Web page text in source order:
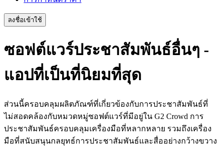
ลงชื่อเข้าใช้
ซอฟต์แวร์ประชาสัมพันธ์อื่นๆ -
แอปที่เป็นที่นิยมที่สุด
ส่วนนี้ครอบคลุมผลิตภัณฑ์ที่เกี่ยวข้องกับการประชาสัมพันธ์ที่
ไม่สอดคล้องกับหมวดหมู่ซอฟต์แวร์ที่มีอยู่ใน G2 Crowd การ
ประชาสัมพันธ์ครอบคลุมเครื่องมือที่หลากหลาย รวมถึงเครื่อง
มือที่สนับสนุนกลยุทธ์การประชาสัมพันธ์และสื่ออย่างกว้างขวาง